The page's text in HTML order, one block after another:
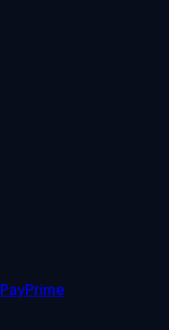
PayPrime